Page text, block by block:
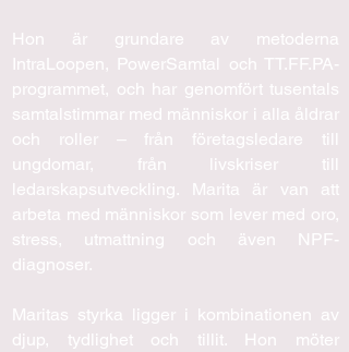
Hon är grundare av metoderna
IntraLoopen, PowerSamtal och TT.FF.PA-
programmet, och har genomfört tusentals
samtalstimmar med människor i alla åldrar
och roller – från företagsledare till
ungdomar, från livskriser till
ledarskapsutveckling. Marita är van att
arbeta med människor som lever med oro,
stress, utmattning och även NPF-
diagnoser.
Maritas styrka ligger i kombinationen av
djup, tydlighet och tillit. Hon möter